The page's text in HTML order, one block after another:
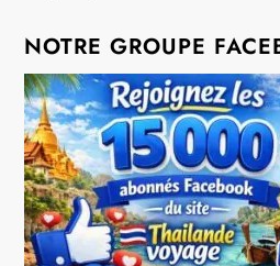
NOTRE GROUPE